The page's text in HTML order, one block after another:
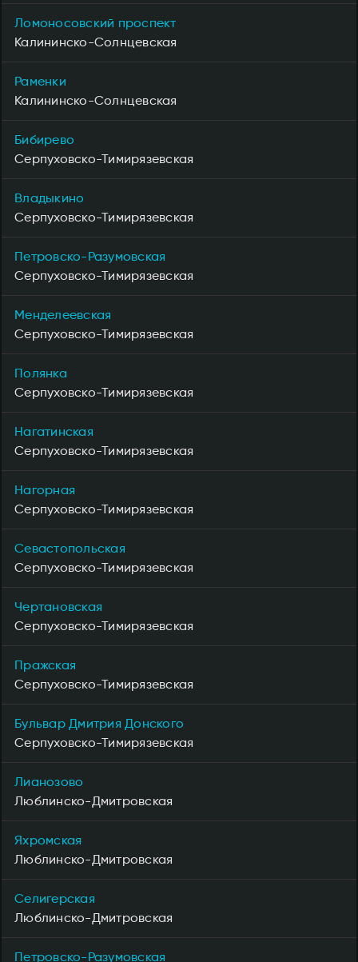
Ломоносовский проспект
Калининско-Солнцевская
Раменки
Калининско-Солнцевская
Бибирево
Серпуховско-Тимирязевская
Владыкино
Серпуховско-Тимирязевская
Петровско-Разумовская
Серпуховско-Тимирязевская
Менделеевская
Серпуховско-Тимирязевская
Полянка
Серпуховско-Тимирязевская
Нагатинская
Серпуховско-Тимирязевская
Нагорная
Серпуховско-Тимирязевская
Севастопольская
Серпуховско-Тимирязевская
Чертановская
Серпуховско-Тимирязевская
Пражская
Серпуховско-Тимирязевская
Бульвар Дмитрия Донского
Серпуховско-Тимирязевская
Лианозово
Люблинско-Дмитровская
Яхромская
Люблинско-Дмитровская
Селигерская
Люблинско-Дмитровская
Петровско-Разумовская